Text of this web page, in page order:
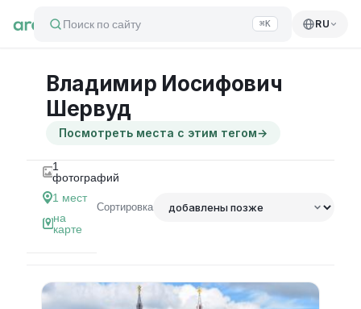
Поиск по сайту ⌘K RU
Владимир Иосифович
Шервуд
Посмотреть места с этим тегом→
1
фотографий
1 мест
на
карте
Сортировка